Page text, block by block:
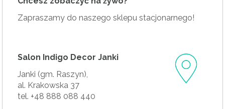
Zapraszamy do naszego sklepu stacjonarnego!
Salon Indigo Decor Janki
Janki (gm. Raszyn),
al. Krakowska 37
tel. +48 888 088 440